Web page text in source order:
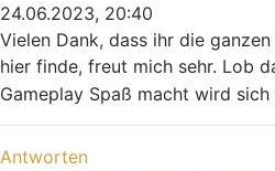
24.06.2023, 20:40
Vielen Dank, dass ihr die
hier finde, freut mich sehr. Lob
Gameplay Spaß macht wird
Nach oben
Antworten